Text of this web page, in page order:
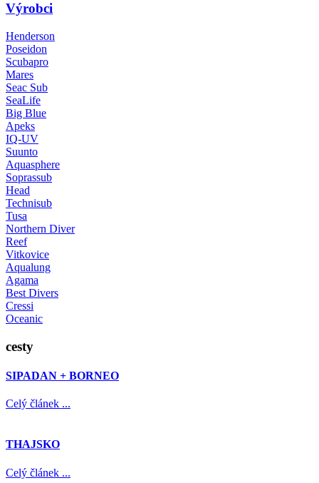
Výrobci
Henderson
Poseidon
Scubapro
Mares
Seac Sub
SeaLife
Big Blue
Apeks
IQ-UV
Suunto
Aquasphere
Soprassub
Head
Technisub
Tusa
Northern Diver
Reef
Vitkovice
Aqualung
Agama
Best Divers
Cressi
Oceanic
cesty
SIPADAN + BORNEO
Celý článek ...
THAJSKO
Celý článek ...